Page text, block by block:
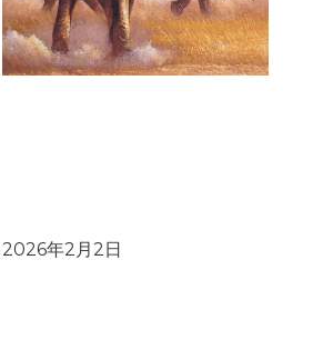
2026年2月2日